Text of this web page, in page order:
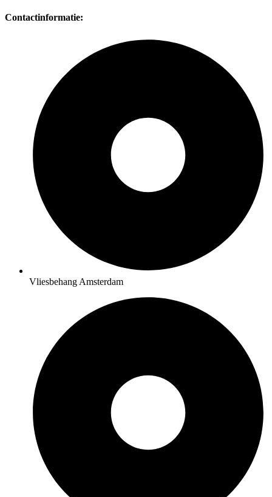
Contactinformatie:
Vliesbehang Amsterdam